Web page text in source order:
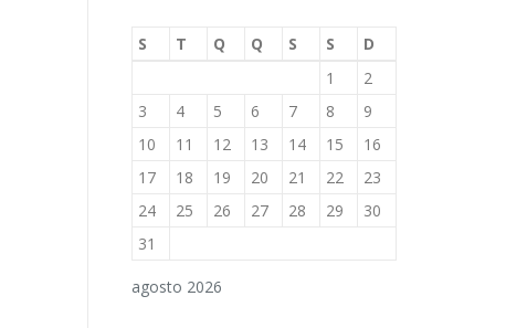
agosto 2026
S T Q Q S S
D
1
2
3
4 5 6 7 8
9
10
11 12 13 14 15
16
17
18 19 20 21 22
23
24
25 26 27 28 29
30
31